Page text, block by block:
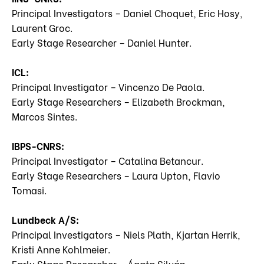
Principal Investigators – Daniel Choquet, Eric Hosy,
Laurent Groc.
Early Stage Researcher – Daniel Hunter.
ICL:
Principal Investigator – Vincenzo De Paola.
Early Stage Researchers – Elizabeth Brockman,
Marcos Sintes.
IBPS-CNRS:
Principal Investigator – Catalina Betancur.
Early Stage Researchers – Laura Upton, Flavio
Tomasi.
Lundbeck A/S:
Principal Investigators – Niels Plath, Kjartan Herrik,
Kristi Anne Kohlmeier.